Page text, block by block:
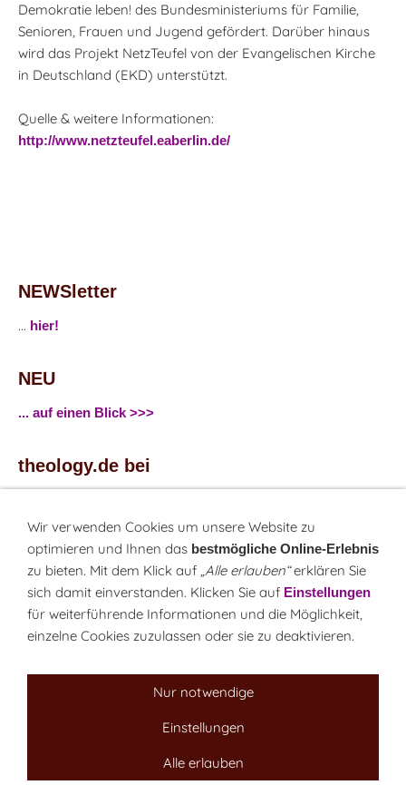
Demokratie leben! des Bundesministeriums für Familie,
Senioren, Frauen und Jugend gefördert. Darüber hinaus
wird das Projekt NetzTeufel von der Evangelischen Kirche
in Deutschland (EKD) unterstützt.
Quelle & weitere Informationen:
http://www.netzteufel.eaberlin.de/
NEWSletter
... hier!
NEU
... auf einen Blick >>>
theology.de bei
...Twitter
Monatsrätsel
Rätseln & Gewinnen!
Über unsKontakt
Wir verwenden Cookies um unsere Website zu
optimieren und Ihnen das bestmögliche Online-Erlebnis
zu bieten. Mit dem Klick auf „Alle erlauben“erklären Sie
sich damit einverstanden. Klicken Sie auf Einstellungen
für weiterführende Informationen und die Möglichkeit,
einzelne Cookies zuzulassen oder sie zu deaktivieren.
Nur notwendige
Einstellungen
Alle erlauben